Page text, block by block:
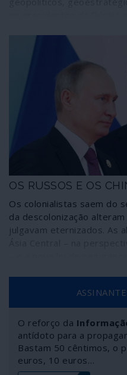
aprofundaram as
coordenação, a todos os
Além de reforçarem a sua
o quadro estabelecido
multilateralismo, a
Estados, Vladimir Putin e
solidarizar-se
políticos nos dois países
constitucional na Rússia
segurança nacional em
OS RUSSOS E OS
Os colonialistas saem do
da descolonização
julgavam eternizados. As
que a Europa, depois de
“o Extremo Oriente”,
aceitar-se como previsível
O reforço da
antídoto para a
Bastam 50 cêntimos, o
euros, 10 euros…